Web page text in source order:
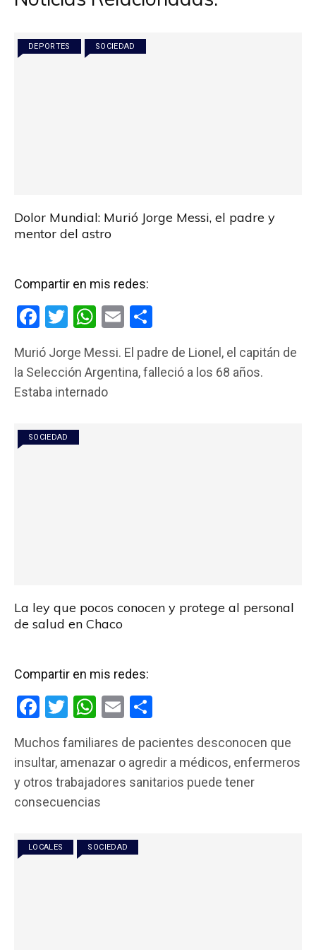
DEPORTES SOCIEDAD
Dolor Mundial: Murió Jorge Messi, el padre y
mentor del astro
Compartir en mis redes:
F
ce
b
o
k
T
tt
er
W
at
s
E
ail m
p
Murió Jorge Messi. El padre de Lionel, el capitán de
la Selección Argentina, falleció a los 68 años.
Estaba internado
SOCIEDAD
La ley que pocos conocen y protege al personal
de salud en Chaco
Compartir en mis redes:
F
ce
b
o
k
T
tt
er
W
at
s
A
p
E
ail m
p
Muchos familiares de pacientes desconocen que
insultar, amenazar o agredir a médicos, enfermeros
y otros trabajadores sanitarios puede tener
consecuencias
LOCALES SOCIEDAD